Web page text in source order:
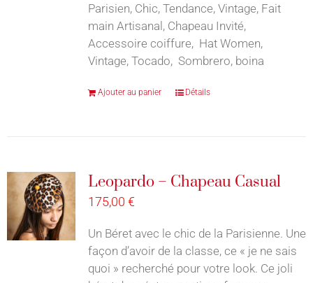
Parisien, Chic, Tendance, Vintage, Fait
main Artisanal, Chapeau Invité,
Accessoire coiffure, Hat Women,
Vintage, Tocado, Sombrero, boina
Ajouter au panier Détails
Leopardo – Chapeau Casual
175,00 €
Un Béret avec le chic de la Parisienne. Une
façon d’avoir de la classe, ce « je ne sais
quoi » recherché pour votre look. Ce joli